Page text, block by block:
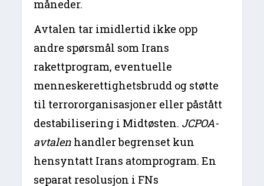
måneder.
Avtalen tar imidlertid ikke opp
andre spørsmål som Irans
rakettprogram, eventuelle
menneskerettighetsbrudd og støtte
til terrororganisasjoner eller påstått
destabilisering i Midtøsten. JCPOA-
avtalen handler begrenset kun
hensyntatt Irans atomprogram. En
separat resolusjon i FNs